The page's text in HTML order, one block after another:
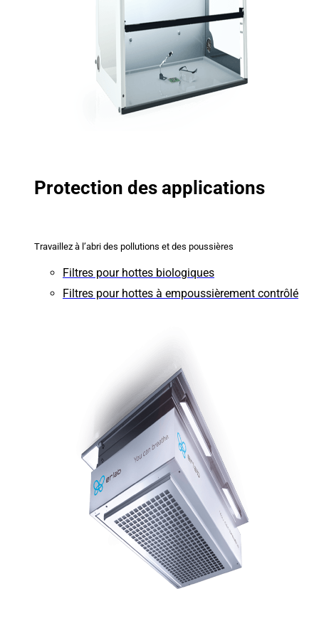
Protection des applications
Travaillez à l’abri des pollutions et des poussières
Filtres pour hottes biologiques
Filtres pour hottes à empoussièrement contrôlé